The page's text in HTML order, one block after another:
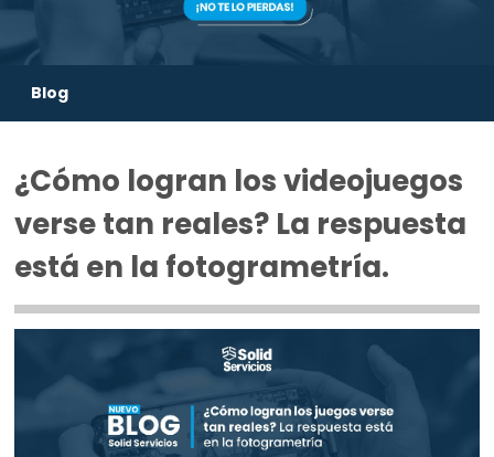
Blog
¿Cómo logran los videojuegos
verse tan reales? La respuesta
está en la fotogrametría.